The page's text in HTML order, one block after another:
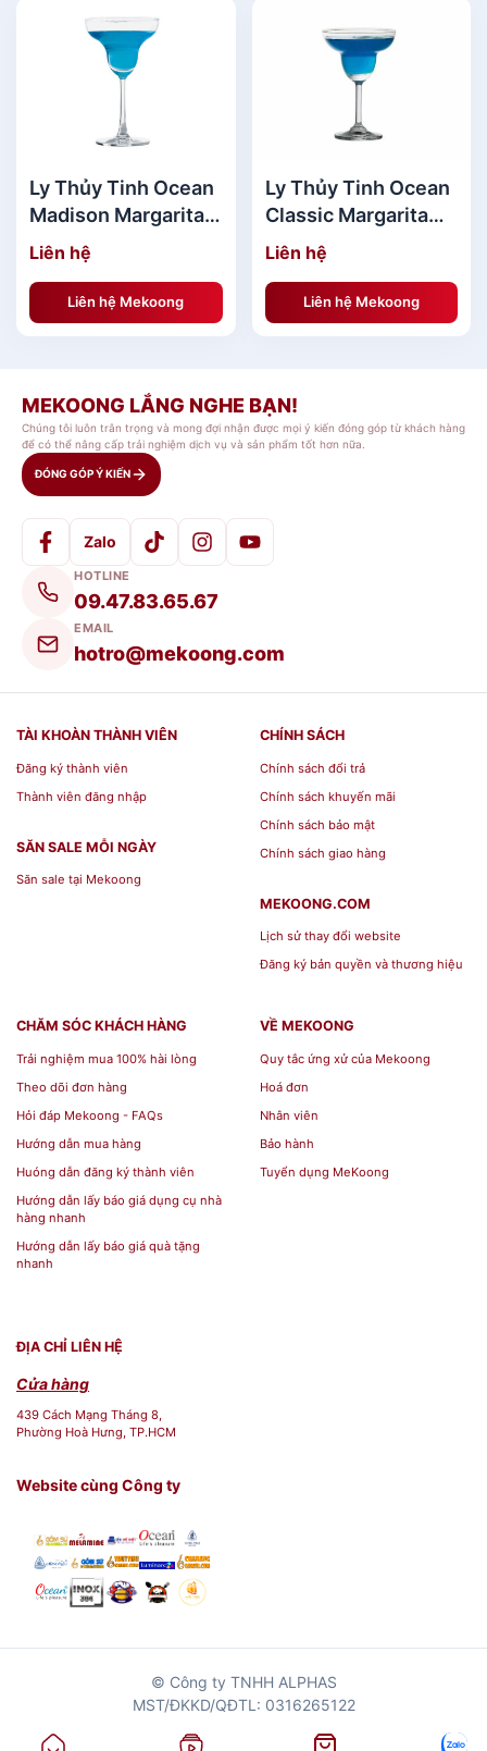
Ly Thủy Tinh Ocean
Madison Margarita
345ml
Liên hệ
Liên hệ Mekoong
Ly Thủy Tinh Ocean
Classic Margarita
200ml
Liên hệ
Liên hệ Mekoong
MEKOONG LẮNG NGHE BẠN!
Chúng tôi luôn trân trọng và mong đợi nhận được mọi ý kiến đóng góp từ khách hàng
để có thể nâng cấp trải nghiệm dịch vụ và sản phẩm tốt hơn nữa.
ĐÓNG GÓP Ý KIẾN
Zalo
HOTLINE
09.47.83.65.67
EMAIL
hotro@mekoong.com
TÀI KHOÀN THÀNH VIÊN
Đăng ký thành viên
Thành viên đăng nhập
SĂN SALE MỖI NGÀY
Săn sale tại Mekoong
CHÍNH SÁCH
Chính sách đổi trả
Chính sách khuyến mãi
Chính sách bảo mật
Chính sách giao hàng
MEKOONG.COM
Lịch sử thay đổi website
Đăng ký bản quyền và thương hiệu
CHĂM SÓC KHÁCH HÀNG
Trải nghiệm mua 100% hài lòng
Theo dõi đơn hàng
Hỏi đáp Mekoong - FAQs
Hướng dẫn mua hàng
Huóng dẫn đăng ký thành viên
Hướng dẫn lấy báo giá dụng cụ nhà
hàng nhanh
Hướng dẫn lấy báo giá quà tặng
nhanh
VỀ MEKOONG
Quy tắc ứng xử của Mekoong
Hoá đơn
Nhân viên
Bảo hành
Tuyển dụng MeKoong
ĐỊA CHỈ LIÊN HỆ
Cửa hàng
439 Cách Mạng Tháng 8,
Phường Hoà Hưng, TP.HCM
Website cùng Công ty
© Công ty TNHH ALPHAS
MST/ĐKKD/QĐTL: 0316265122